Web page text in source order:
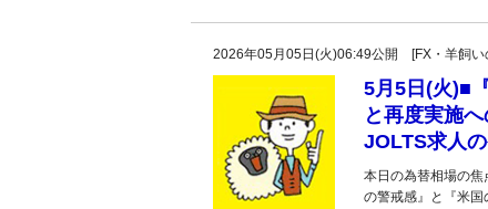
2026年05月05日(火)06:49公開 [FX・羊飼い
5月5日(火)■
と再度実施
JOLTS求人
本日の為替相場の
の警戒感』と『米国